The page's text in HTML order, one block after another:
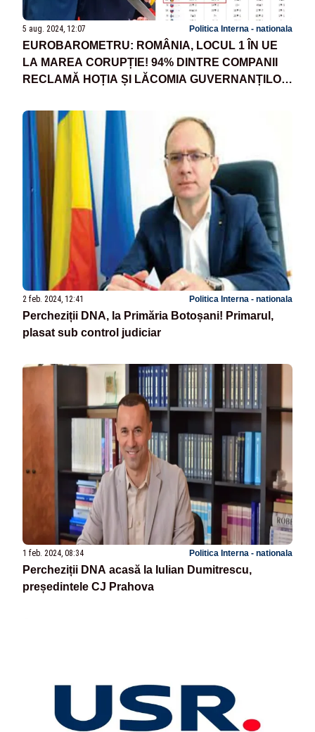
5 aug. 2024, 12:07 Politica Interna - nationala
EUROBAROMETRU: ROMÂNIA, LOCUL 1 ÎN UE
LA MAREA CORUPȚIE! 94% DINTRE COMPANII
RECLAMĂ HOȚIA ȘI LĂCOMIA GUVERNANȚILOR,
CONTRACTE PUBLICE
2 feb. 2024, 12:41 Politica Interna - nationala
Percheziții DNA, la Primăria Botoșani! Primarul,
plasat sub control judiciar
1 feb. 2024, 08:34 Politica Interna - nationala
Percheziții DNA acasă la Iulian Dumitrescu,
președintele CJ Prahova